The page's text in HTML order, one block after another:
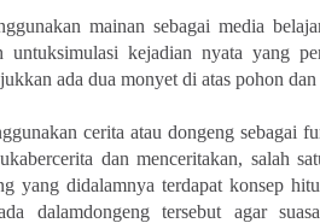
mainan sebagai media
untuksimulasi kejadian nyata yang
ada dua monyet di atas pohon dan
cerita atau dongeng sebagai
dan menceritakan, salah
yang didalamnya terdapat konsep
dalamdongeng tersebut agar